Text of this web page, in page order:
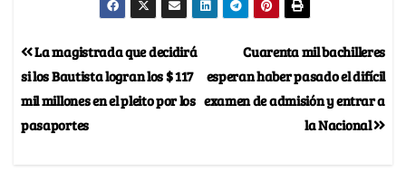
Cuarenta mil bachilleres
esperan haber pasado el difícil
examen de admisión y entrar a
la Nacional
La magistrada que decidirá
si los Bautista logran los $ 117
mil millones en el pleito por los
pasaportes